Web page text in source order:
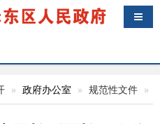
导航
政府办公室 规范性文件